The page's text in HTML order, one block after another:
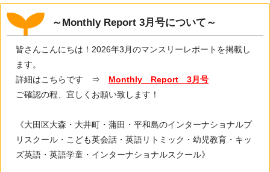
～Monthly Report 3月号について～
皆さんこんにちは！2026年3月のマンスリーレポートを掲載し
ます。
詳細はこちらです ⇒
Monthly Report 3月号
ご確認の程、宜しくお願い致します！
《大田区大森・大井町・蒲田・平和島のインターナショナルプ
リスクール・こども英会話・英語リトミック・幼児教育・キッ
ズ英語・英語学童・インターナショナルスクール》